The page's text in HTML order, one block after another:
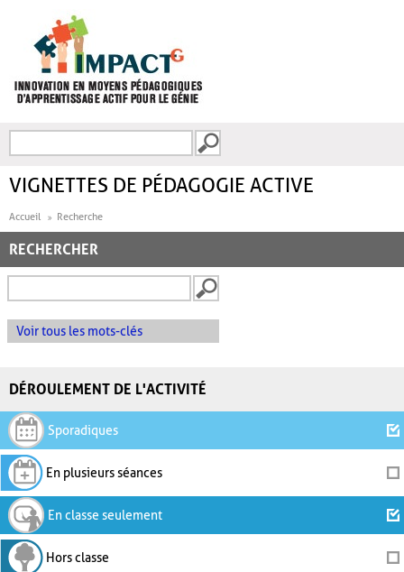
FORMULAIRE DE
VIGNETTES DE PÉDAGOGIE ACTIVE
Accueil Recherche
RECHERCHER
Voir tous les mots-clés
DÉROULEMENT DE L'ACTIVITÉ
Sporadiques
En plusieurs séances
En classe seulement
Hors classe